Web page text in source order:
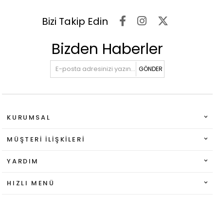
Bizi Takip Edin
Bizden Haberler
GÖNDER
KURUMSAL
MÜŞTERI İLIŞKILERI
YARDIM
HIZLI MENÜ